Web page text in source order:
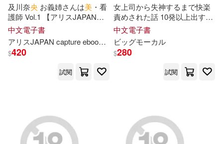
Out of Print(156)
（美）房龍(148)
得利影視(1211)
ZERO ONE STYLE.inc(1195)
廣西師範大學出版社(1109)
時報出版(1089)
及川奈央 お義姉さんは美 ・看
護師 Vol.1 【アリスJAPAN
capture ebook デジタルリマス
ター版】 (電子書)
中文電子書
アリスJAPAN capture ebook 及川奈央
$420
試閱
女上司から失神するまで快楽
責めされた話 10発以上出すま
で許さない逆鬼イカセSEX 有
岡みう・明里ともか・上白
央 Episode.01 (電子書)
中文電子書
ビッグモーカル
$280
試閱